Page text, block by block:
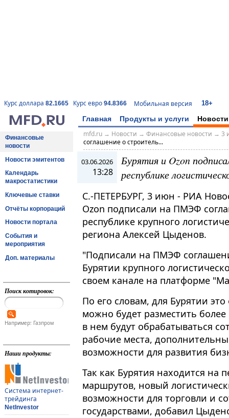
Курс доллара 82.1665 Курс евро 94.8366 Мобильная версия 18+
Главная Продукты и услуги Новости
Финансовые
новости
Новости эмитентов
Календарь
макростатистики
Ключевые ставки
Отчёты корпораций
Новости портала
События и
мероприятия
Доп. материалы
Поиск котировок:
Например: Газпром
Наши продукты:
Система интернет-
трейдинга
NetInvestor
mfd.ru→ Новости → Финансовые новости → 3
соглашение о строитель...
03.06.2026
13:28
Бурятия и Ozon
республике
С.-ПЕТЕРБУРГ, 3 июн - РИА
Ozon подписали на ПМЭФ
республике крупного
региона Алексей Цыденов​​​.
"Подписали на ПМЭФ
Бурятии крупного
своем канале на платформе
По его словам, для Бурятии
можно будет разместить
в нем будут обрабатываться
рабочие места,
возможности для развития
Так как Бурятия находится на
маршрутов, новый
возможности для торговли и
государствами, добавил